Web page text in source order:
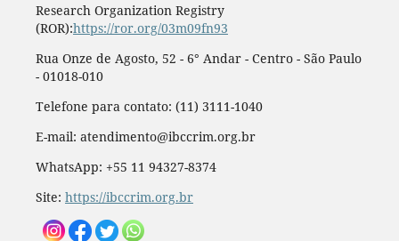
Research Organization Registry
(ROR):https://ror.org/03m09fn93
Rua Onze de Agosto, 52 - 6° Andar - Centro - São Paulo
- 01018-010
Telefone para contato: (11) 3111-1040
E-mail: atendimento@ibccrim.org.br
WhatsApp: +55 11 94327-8374
Site: https://ibccrim.org.br